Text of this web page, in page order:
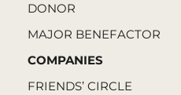
DONOR
MAJOR BENEFACTOR
COMPANIES
FRIENDS’ CIRCLE